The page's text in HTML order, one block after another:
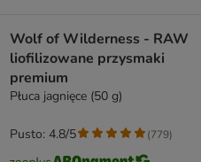
Wolf of Wilderness - RAW
liofilizowane przysmaki
premium
Płuca jagnięce (50 g)
Pusto: 4.8/5 (779)